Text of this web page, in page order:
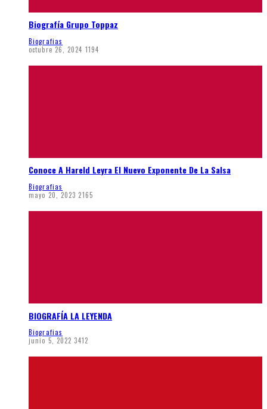
Biografía Grupo Toppaz
Biografias
octubre 26, 2024 1194
Conoce A Hareld Leyra El Nuevo Exponente De La Salsa
Biografias
mayo 20, 2023 2165
BIOGRAFÍA LA LEYENDA
Biografias
junio 5, 2022 3412